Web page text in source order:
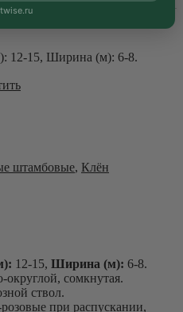
12-15, Ширина (м): 6-8.
штамбовые, Клён
12-15, Ширина (м): 6-8.
сомкнутая.
ствол.
при распускании,